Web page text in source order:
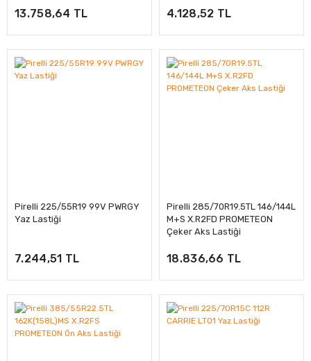
13.758,64 TL 4.128,52 TL
Pirelli 225/55R19 99V PWRGY
Yaz Lastiği
7.244,51 TL
Pirelli 285/70R19.5TL 146/144L
M+S X.R2FD PROMETEON
Çeker Aks Lastiği
18.836,66 TL